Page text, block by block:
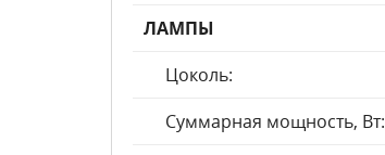
ЛАМПЫ
Цоколь:
Суммарная мощность, Вт: